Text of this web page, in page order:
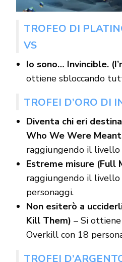
TROFEO DI
VS
Io sono… Invincible.
ottiene sbloccando
TROFEI D’ORO DI
Diventa chi eri
Who We Were
raggiungendo il livello
Estreme misure (Full
raggiungendo il
personaggi.
Non esiterò a
Kill Them) – Si
Overkill con 18
TROFEI